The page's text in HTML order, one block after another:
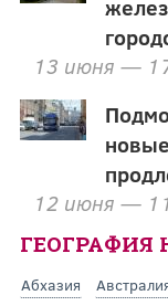
13 июня —
12 июня —
ГЕОГРАФИЯ
Абхазия